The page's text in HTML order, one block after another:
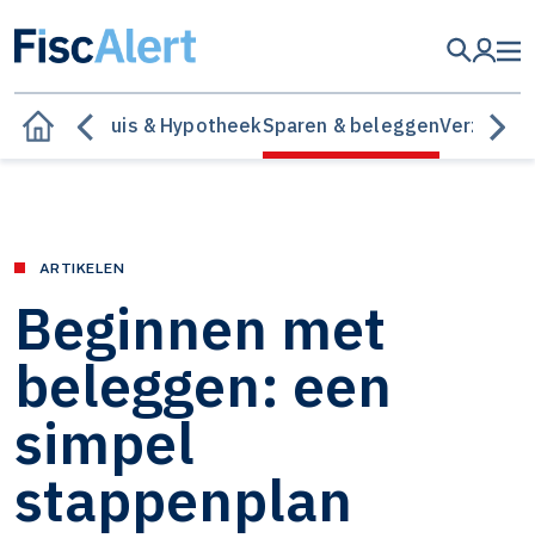
Huis & HypotheekSparen & beleggen
ARTIKELEN
Beginnen met
beleggen: een
simpel
stappenplan